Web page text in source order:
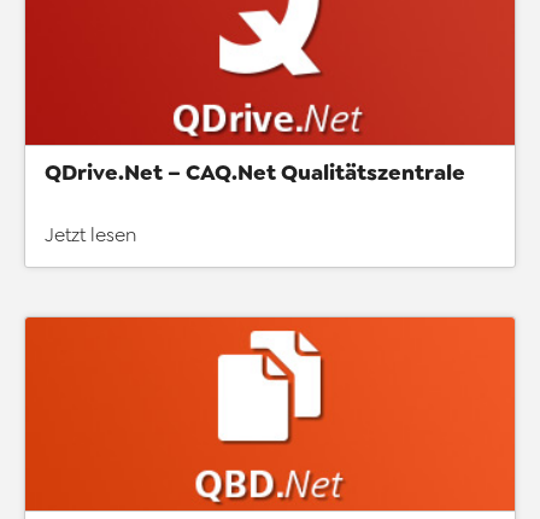
QDrive.Net – CAQ.Net Qualitätszentrale
Jetzt lesen